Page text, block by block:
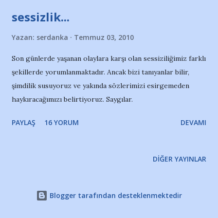
tarafa... Futbolla pek ilgisi olmayanlardan kurulu yönetim
oyalama politikanız, "çatlak ses istemiyorum"
diktatörlüğünüz bambaşka bir tarafa... Bunlarla boğuşmanın
vakti değil. Şu anda Adana'da sizle baş edecek bir güç yok
gibi görünüyor. Madem zirveye çıktınız, şimdi zaman, bize
sessizlik...
Yazan: serdanka Temmuz 03, 2010
Son günlerde yaşanan olaylara karşı olan sessiziliğimiz farklı
şekillerde yorumlanmaktadır. Ancak bizi tanıyanlar bilir,
şimdilik susuyoruz ve yakında sözlerimizi esirgemeden
haykıracağımızı belirtiyoruz. Saygılar.
PAYLAŞ 16 YORUM DEVAMI
DIĞER YAYINLAR
Blogger tarafından desteklenmektedir